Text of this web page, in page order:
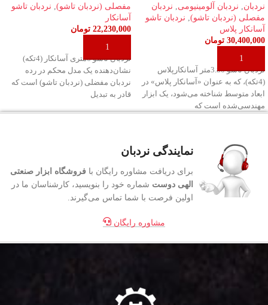
نردبان, نردبان آلومینیومی, نردبان
مفصلی (نردبان تاشو), نردبان تاشو
آسانکار پلاس
30,400,000 تومان
افزودن به سبد خرید
نردبان تاشو 3.80متر آسانکارپلاس
(4تکه)، که به عنوان «آسانکار پلاس» در
ابعاد متوسط شناخته می‌شود، یک ابزار
مهندسی‌شده است که
مفصلی (نردبان تاشو), نردبان تاشو
آسانکار
22,230,000 تومان
افزودن به سبد خرید
نردبان تاشو 6متری آسانکار (4تکه)
نشان‌دهنده یک مدل محکم در رده
نردبان مفضلی (نردبان تاشو) است که
قادر به تبدیل
نمایندگی نردبان
برای دریافت مشاوره رایگان با فروشگاه ابزار صنعتی
الهی دوست شماره خود را بنویسید، کارشناسان ما در
اولین فرصت با شما تماس می‌گیرند.
مشاوره رایگان